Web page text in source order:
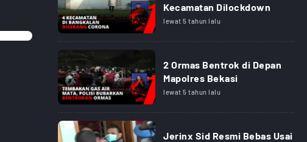
Kecamatan Dilockdown
lewat 5 tahun lalu
2 Ormas Bentrok di Depan
Mapolres Bekasi
lewat 5 tahun lalu
Jerinx Sid Resmi Bebas Usai